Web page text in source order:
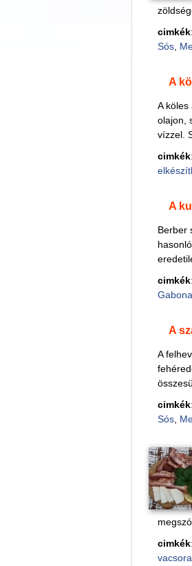
cimkék:
Sós,
A
A
olajon,
vízzel.
cimkék:
A
Berber
cimkék:
A
A
cimkék:
Sós,
cimkék:
vacsora